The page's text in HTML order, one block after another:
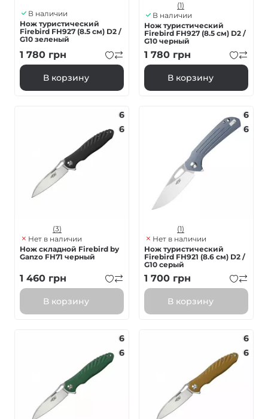
В наличии
Нож туристический
Firebird FH927 (8.5 см) D2 /
G10 зеленый
1 780 грн
В корзину
(1)
В наличии
Нож туристический
Firebird FH927 (8.5 см) D2 /
G10 черный
1 780 грн
В корзину
6
6
(3)
Нет в наличии
Нож складной Firebird by
Ganzo FH71 черный
1 460 грн
В корзину
6
6
(1)
Нет в наличии
Нож туристический
Firebird FH921 (8.6 см) D2 /
G10 серый
1 700 грн
В корзину
6
6
6
6